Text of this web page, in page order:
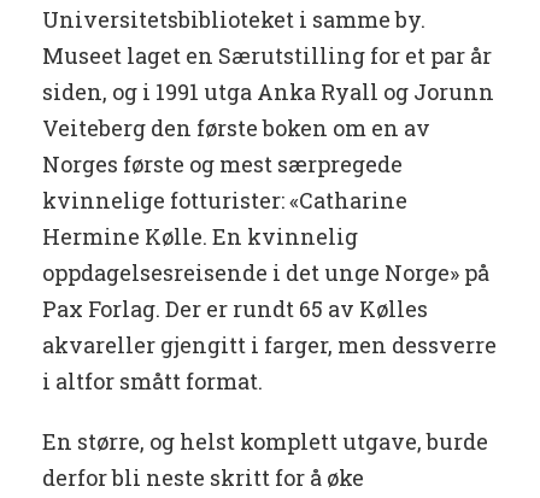
Universitetsbiblioteket i samme by.
Museet laget en Særutstilling for et par år
siden, og i 1991 utga Anka Ryall og Jorunn
Veiteberg den første boken om en av
Norges første og mest særpregede
kvinnelige fotturister: «Catharine
Hermine Kølle. En kvinnelig
oppdagelsesreisende i det unge Norge» på
Pax Forlag. Der er rundt 65 av Kølles
akvareller gjengitt i farger, men dessverre
i altfor smått format.
En større, og helst komplett utgave, burde
derfor bli neste skritt for å øke